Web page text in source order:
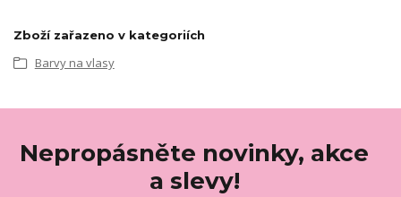
Zboží zařazeno v kategoriích
Barvy na vlasy
Nepropásněte novinky, akce
a slevy!